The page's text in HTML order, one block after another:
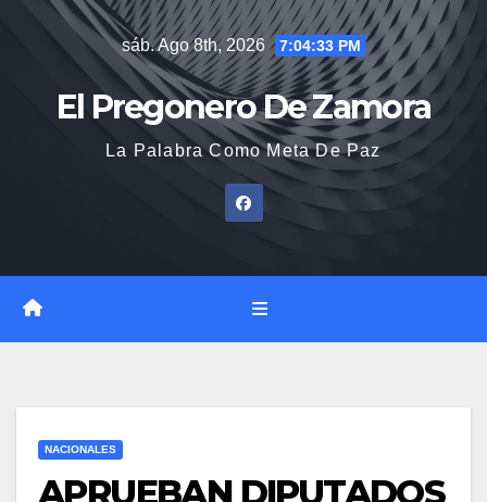
sáb. Ago 8th, 2026 7:04:34 PM
El Pregonero De Zamora
La Palabra Como Meta De Paz
NACIONALES
APRUEBAN DIPUTADOS